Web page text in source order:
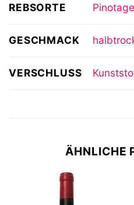
REBSORTE Pinotage
GESCHMACK
VERSCHLUSS
ÄHNLICHE